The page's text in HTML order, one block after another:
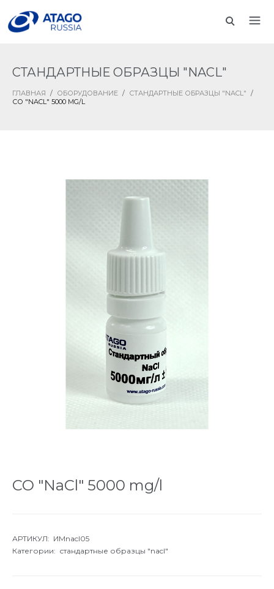
СТАНДАРТНЫЕ ОБРАЗЦЫ "NACL"
ГЛАВНАЯ / ОБОРУДОВАНИЕ / СТАНДАРТНЫЕ ОБРАЗЦЫ "NACL" /
СО "NACL" 5000 MG/L
СО "NaCl" 5000 mg/l
АРТИКУЛ: ИМnacl05
Категории: стандартные образцы "nacl"